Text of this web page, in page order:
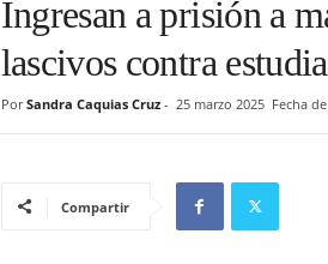
Ingresan a prisión a
lascivos contra
Por Sandra Caquias Cruz- 25 marzo 2025 Fecha
Compartir